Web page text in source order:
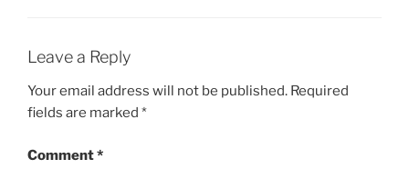
Leave a Reply
Your email address will not be published. Required
fields are marked *
Comment*